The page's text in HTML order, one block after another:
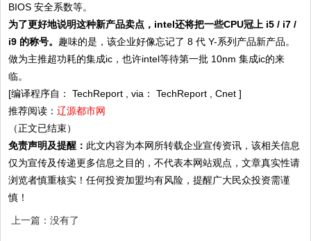
BIOS 安全系数等。
为了更好地说明这种新产品卖点，intel还将把一些CPU冠上 i5 / i7 /
i9 的称号。 趣味的是，该企业好像忘记了 8 代 Y-系列产品新产品。
做为主推超功耗的集成ic，也许intel等待第一批 10nm 集成ic的来
临。
[编译程序自： TechReport , via： TechReport , Cnet ]
推荐阅读：辽源都市网
（正文已结束）
免责声明及提醒： 此文内容为本网所转载企业宣传资讯，该相关信息
仅为宣传及传递更多信息之目的，不代表本网站观点，文章真实性请
浏览者慎重核实！任何投资加盟均有风险，提醒广大民众投资需谨
慎！
上一篇：没有了